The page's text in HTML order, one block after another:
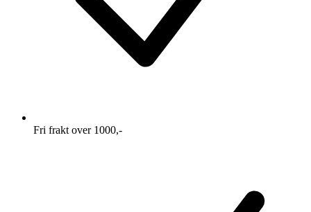
Fri frakt over 1000,-